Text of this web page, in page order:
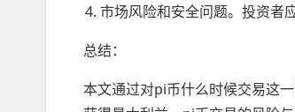
市场风险和安全问题。投资者
总结：
本文通过对pi币什么时候交易这